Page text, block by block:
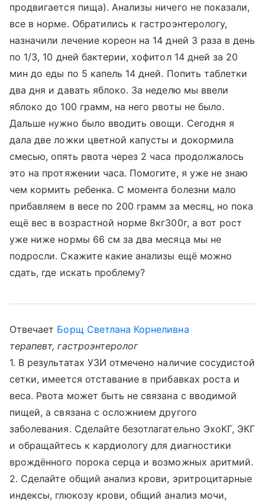
продвигается пища). Анализы ничего не показали,
все в норме. Обратились к гастроэнтерологу,
назначили лечение кореон на 14 дней 3 раза в день
по 1/3, 10 дней бактерии, хофитол 14 дней за 20
мин до еды по 5 капель 14 дней. Попить таблетки
два дня и давать яблоко. За неделю мы ввели
яблоко до 100 грамм, на него рвоты не было.
Дальше нужно было вводить овощи. Сегодня я
дала две ложки цветной капусты и докормила
смесью, опять рвота через 2 часа продолжалось
это на протяжении часа. Помогите, я уже не знаю
чем кормить ребенка. С момента болезни мало
прибавляем в весе по 200 грамм за месяц​, но пока
ещё вес в возрастной норме 8кг300г, а вот рост
уже ниже нормы 66 см за два месяца мы не
подросли. Скажите какие анализы ещё можно
сдать, где искать проблему?
Отвечает Борщ Светлана Корнеливна
терапевт, гастроэнтеролог
1. В результатах УЗИ отмечено наличие сосудистой
сетки, имеется отставание в прибавках роста и
веса. Рвота может быть не связана с вводимой
пищей, а связана с осложнием другого
заболевания. Сделайте безотлагательно ЭхоКГ, ЭКГ
и обращайтесь к кардиологу для диагностики
врождённого порока серца и возможных аритмий.
2. Сделайте общий анализ крови, эритроцитарные
индексы, глюкозу крови, общий анализ мочи,